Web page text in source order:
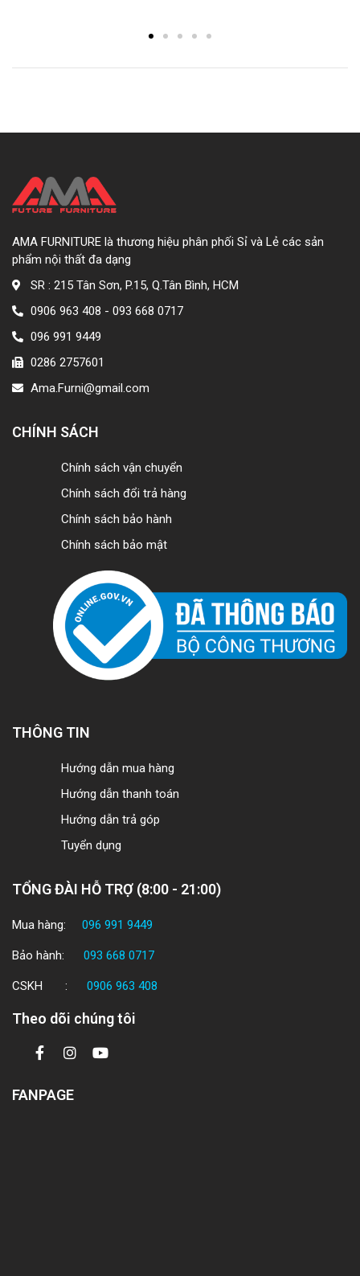
AMA FURNITURE là thương hiệu phân phối Sỉ và Lẻ các sản
phẩm nội thất đa dạng
SR : 215 Tân Sơn, P.15, Q.Tân Bình, HCM
0906 963 408 - 093 668 0717
096 991 9449
0286 2757601
Ama.Furni@gmail.com
CHÍNH SÁCH
Chính sách vận chuyển
Chính sách đổi trả hàng
Chính sách bảo hành
Chính sách bảo mật
THÔNG TIN
Hướng dẫn mua hàng
Hướng dẫn thanh toán
Hướng dẫn trả góp
Tuyển dụng
TỔNG ĐÀI HỖ TRỢ (8:00 - 21:00)
Mua hàng: 096 991 9449
Bảo hành: 093 668 0717
CSKH : 0906 963 408
Theo dõi chúng tôi
FANPAGE